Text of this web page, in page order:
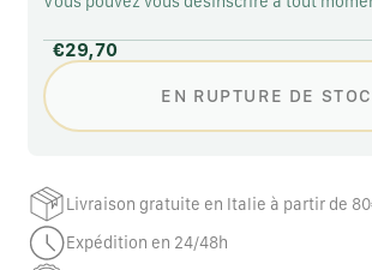
€29,70
EN RUPTURE DE
Livraison gratuite en Italie à partir de
Expédition en 24/48h